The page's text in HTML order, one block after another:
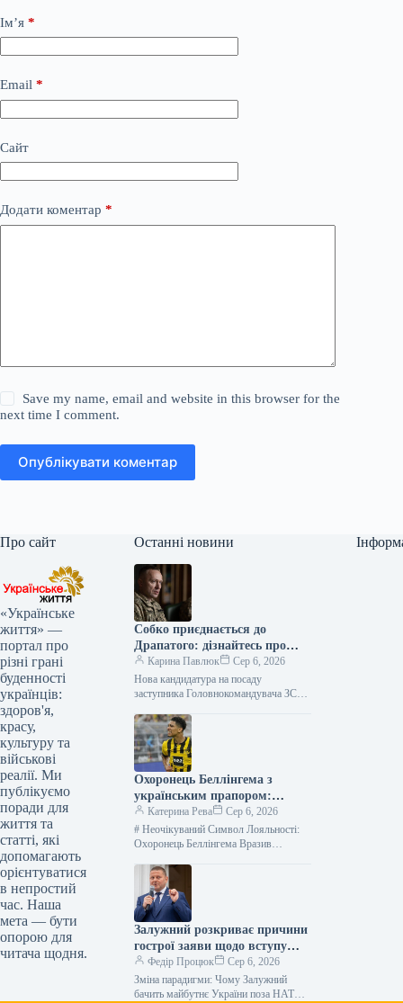
Ім’я *
Email *
Сайт
Додати коментар *
Save my name, email and website in this browser for the
next time I comment.
Опублікувати коментар
Про сайт
«Українське
життя» —
портал про
різні грані
буденності
українців:
здоров'я,
красу,
культуру та
військові
реалії. Ми
публікуємо
поради для
життя та
статті, які
допомагають
орієнтуватися
в непростий
час. Наша
мета — бути
опорою для
читача щодня.
Останні новини
Собко приєднається до
Драпатого: дізнайтесь про
нового заступника
Карина Павлюк
Сер 6, 2026
Нова кандидатура на посаду
заступника Головнокомандувача ЗСУ
корпусу Сергій Собко готується
обійняти посаду заступника
Головнокомандувача Збройними…
Охоронець Беллінгема з
українським прапором:
несподівана зустріч у Мадриді
Катерина Рева
Сер 6, 2026
# Неочікуваний Символ Лояльності:
Охоронець Беллінгема Вразив
англійської збірної та зірка
мадридського “Реала”, Джуд
Беллінгем, був…
Залужний розкриває причини
гострої заяви щодо вступу
України до НАТО
Федір Процюк
Сер 6, 2026
Зміна парадигми: Чому Залужний
бачить майбутнє України поза НАТО,